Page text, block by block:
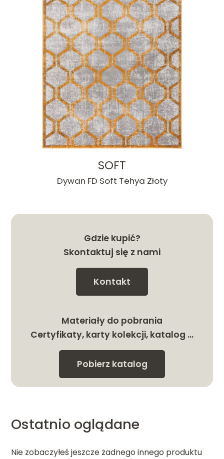
SOFT
Dywan FD Soft Tehya Złoty
Gdzie kupić?
Skontaktuj się z nami
Kontakt
Materiały do pobrania
Certyfikaty, karty kolekcji, katalog …
Pobierz katalog
Ostatnio oglądane
Nie zobaczyłeś jeszcze żadnego innego produktu